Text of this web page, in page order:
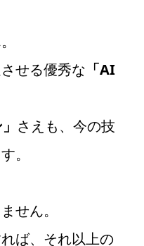
せる優秀な 「AI
さえも、今の技
。
せん。
ば、それ以上の